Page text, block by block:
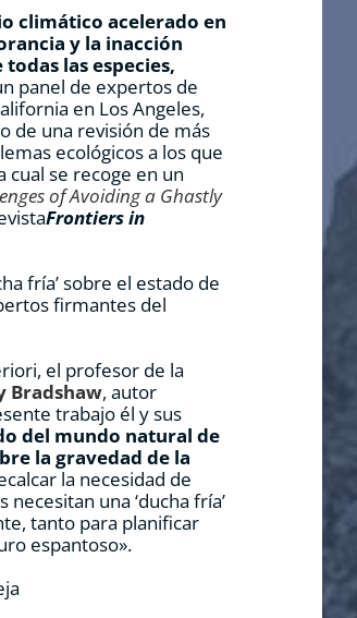
climático acelerado en
y la inacción
las especies,
panel de expertos de
en Los Angeles,
de una revisión de más
ecológicos a los que
se recoge en un
of Avoiding a Ghastly
Frontiers in
fría’ sobre el estado de
firmantes del
el profesor de la
Bradshaw, autor
trabajo él y sus
del mundo natural de
la gravedad de la
la necesidad de
una ‘ducha fría’
tanto para planificar
espantoso».